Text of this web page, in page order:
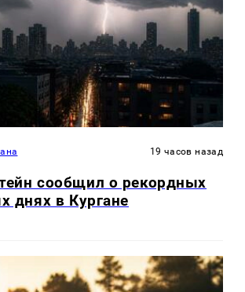
19 часов назад
сообщил о рекордных
днях в Кургане